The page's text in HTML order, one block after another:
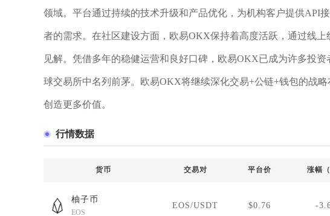
领域。平台通过持续的技术升级和产品优化，为机构客户提供API
者的需求。在社区建设方面，欧易OKX保持着高度活跃，通过线
见解。凭借多年的稳健运营和良好口碑，欧易OKX已成为许多投
球交易所中名列前茅。欧易OKX将继续深化交易+公链+钱包的战
创造更多价值。
行情数据
货币 交易对 平台价 涨幅
柚子币
EOS
EOS/USDT $0.76 -